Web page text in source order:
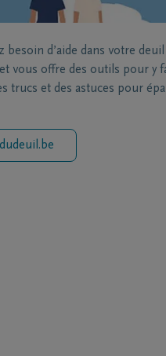
d’aide dans votre
vous offre des outils pour y
trucs et des astuces pour